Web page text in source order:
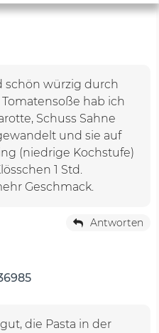
schön würzig durch
hab ich
Schuss Sahne
und sie auf
(niedrige Kochstufe)
1 Std.
Geschmack.
Antworten
die Pasta in der